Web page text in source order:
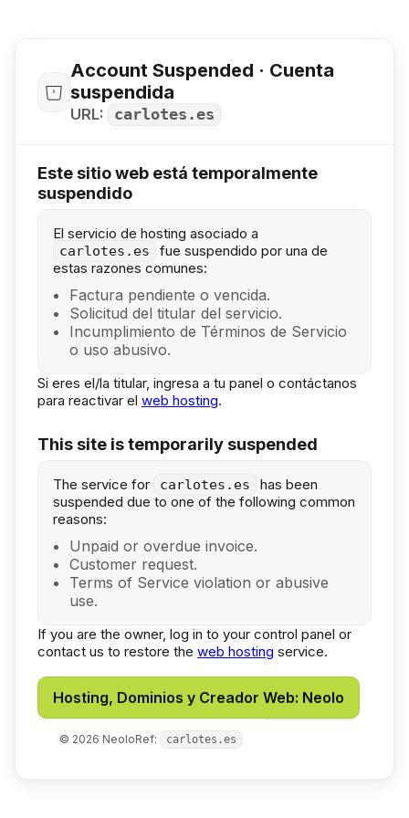
Account Suspended · Cuenta
suspendida
URL: carlotes.es
Este sitio web está temporalmente
suspendido
El servicio de hosting asociado a
carlotes.es
fue suspendido por una de
estas razones comunes:
Factura pendiente o vencida.
Solicitud del titular del servicio.
Incumplimiento de Términos de Servicio
o uso abusivo.
Si eres el/la titular, ingresa a tu panel o contáctanos
para reactivar el web hosting.
This site is temporarily suspended
The service for carlotes.es
has been
suspended due to one of the following common
reasons:
Unpaid or overdue invoice.
Customer request.
Terms of Service violation or abusive
use.
If you are the owner, log in to your control panel or
contact us to restore the web hosting service.
Hosting, Dominios y Creador Web: Neolo
© 2026 NeoloRef: carlotes.es